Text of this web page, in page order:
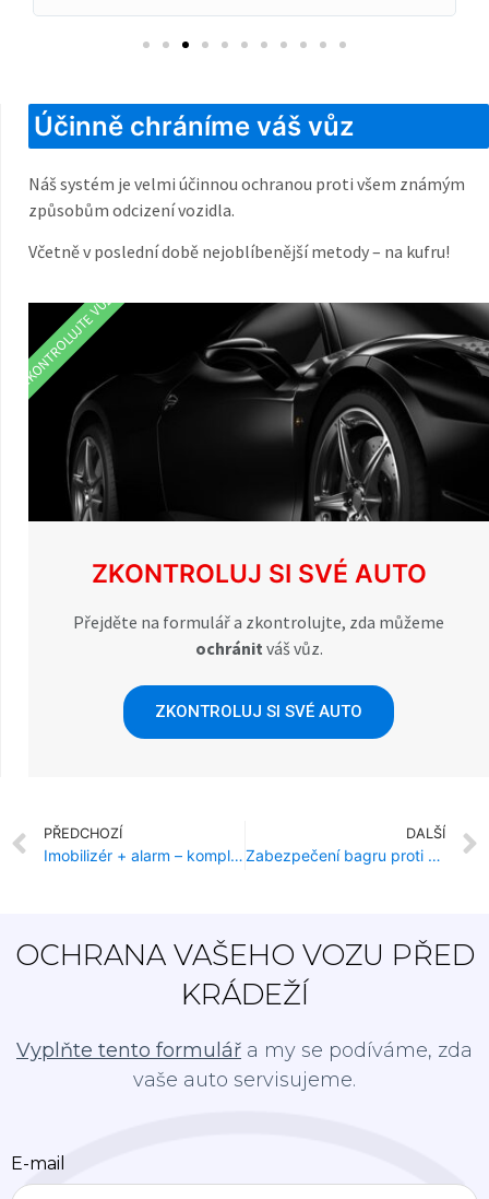
Účinně chráníme váš vůz
Náš systém je velmi účinnou ochranou proti všem známým
způsobům odcizení vozidla.
Včetně v poslední době nejoblíbenější metody – na kufru!
ZKONTROLUJ SI SVÉ AUTO
Přejděte na formulář a zkontrolujte, zda můžeme
ochránit váš vůz.
ZKONTROLUJ SI SVÉ AUTO
ZKONTROLUJTE VŮZ
PŘEDCHOZÍ
Imobilizér + alarm – komplexní ochrana vozu proti krádeži?
DALŠÍ
Zabezpečení bagru proti krádeži od Zabezpeč Auto
OCHRANA VAŠEHO VOZU PŘED
KRÁDEŽÍ
Vyplňte tento formulář a my se podíváme, zda
vaše auto servisujeme.
E-mail